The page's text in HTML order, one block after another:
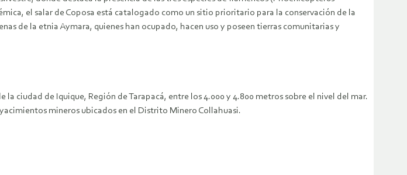
el salar de Coposa está catalogado como un sitio prioritario para la conservación de la
de la etnia Aymara, quienes han ocupado, hacen uso y poseen tierras comunitarias y
ciudad de Iquique, Región de Tarapacá, entre los 4.000 y 4.800 metros sobre el nivel del mar.
mineros ubicados en el Distrito Minero Collahuasi.